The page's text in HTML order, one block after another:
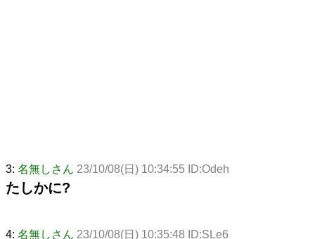
3: 名無しさん 23/10/08(日) 10:34:55 ID:Odeh
たしかに?
4: 名無しさん 23/10/08(日) 10:35:48 ID:SLe6